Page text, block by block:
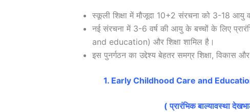
स्कूली शिक्षा में मौजूदा 10+2 संरचना को 3-18
नई संरचना में 3-6 वर्ष की आयु के बच्चों के लिए
and education) और शिक्षा शामिल है।
इस पुनर्गठन का उद्देश्य बेहतर समग्र शिक्षा, विकास
1. Early Childhood Care and
( प्रारंभिक बाल्यावस्था